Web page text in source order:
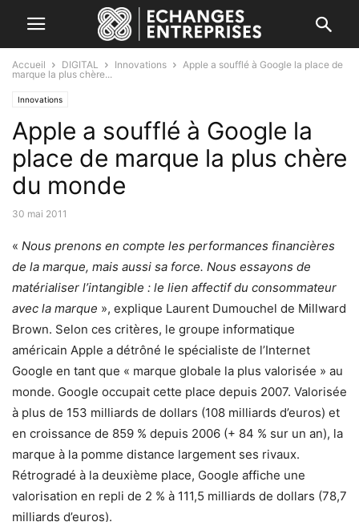
Accueil DIGITAL Innovations
Apple a soufflé à Google la place de
marque la plus chère...
Innovations
Apple a soufflé à Google la
place de marque la plus chère
du monde
30 mai 2011
« Nous prenons en compte les performances financières
de la marque, mais aussi sa force. Nous essayons de
matérialiser l’intangible : le lien affectif du consommateur
avec la marque », explique Laurent Dumouchel de Millward
Brown. Selon ces critères, le groupe informatique
américain Apple a détrôné le spécialiste de l’Internet
Google en tant que « marque globale la plus valorisée » au
monde. Google occupait cette place depuis 2007. Valorisée
à plus de 153 milliards de dollars (108 milliards d’euros) et
en croissance de 859 % depuis 2006 (+ 84 % sur un an), la
marque à la pomme distance largement ses rivaux.
Rétrogradé à la deuxième place, Google affiche une
valorisation en repli de 2 % à 111,5 milliards de dollars (78,7
milliards d’euros).